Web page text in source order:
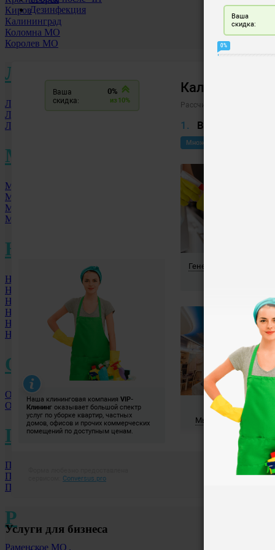
Киров
Калининград
Коломна МО
Королев МО
Л
Лобня МО
Люберцы
Ленинск-Кузнецкий
М
Москва
Междуреченск
Минусинск
Мытищи МО
Н
Новосибирск
Новокузнецк
Нижний Новгород
Новороссийск
Ногинск МО
Нижний Тагил
О
Омск
Орехово-Зуево МО
П
Пенза
Подольск МО
Пушкино МО
Р
Раменское МО
Дезинфекция
Услуги для бизнеса